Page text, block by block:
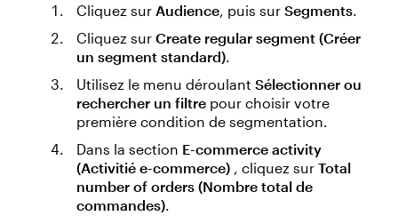
Cliquez sur Audience, puis sur Segments.
Cliquez sur Create regular segment (Créer
un segment standard).
Utilisez le menu déroulant Sélectionner ou
rechercher un filtre pour choisir votre
première condition de segmentation.
Dans la section E-commerce activity
(Activitié e-commerce) , cliquez sur Total
number of orders (Nombre total de
commandes).